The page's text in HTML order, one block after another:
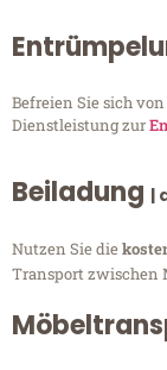
Befreien Sie sich
Dienstleistung zur
Beiladung |
Nutzen Sie die
Transport zwischen